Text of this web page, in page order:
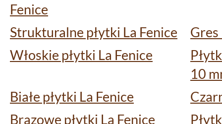
Fenice
Strukturalne płytki La Fenice
Gres
Włoskie płytki La Fenice
10
Białe płytki La Fenice
Brązowe płytki La Fenice